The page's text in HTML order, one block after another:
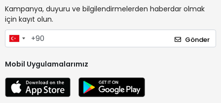
Kampanya, duyuru ve bilgilendirmelerden haberdar olmak
için kayıt olun.
Gönder
Mobil Uygulamalarımız